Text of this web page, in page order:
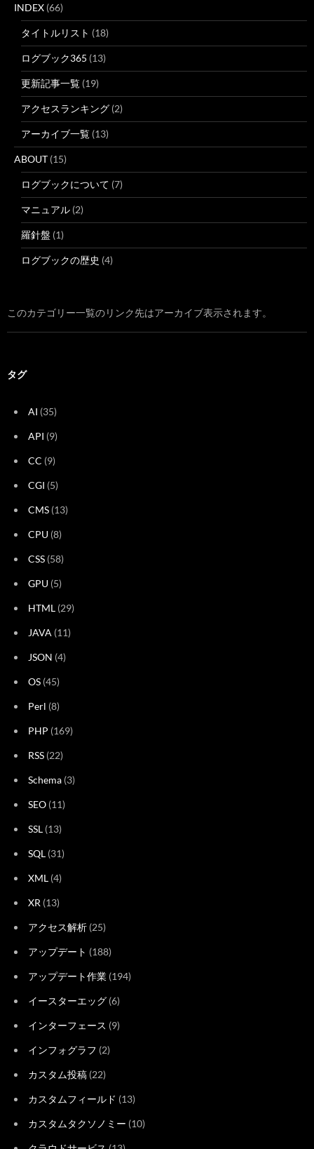
INDEX (66)
タイトルリスト (18)
ログブック365 (13)
更新記事一覧 (19)
アクセスランキング (2)
アーカイブ一覧 (13)
ABOUT (15)
ログブックについて (7)
マニュアル (2)
羅針盤 (1)
ログブックの歴史 (4)
このカテゴリー一覧のリンク先はアーカイブ表示されます。
タグ
AI (35)
API (9)
CC (9)
CGI (5)
CMS (13)
CPU (8)
CSS (58)
GPU (5)
HTML (29)
JAVA (11)
JSON (4)
OS (45)
Perl (8)
PHP (169)
RSS (22)
Schema (3)
SEO (11)
SSL (13)
SQL (31)
XML (4)
XR (13)
アクセス解析 (25)
アップデート (188)
アップデート作業 (194)
イースターエッグ (6)
インターフェース (9)
インフォグラフ (2)
カスタム投稿 (22)
カスタムフィールド (13)
カスタムタクソノミー (10)